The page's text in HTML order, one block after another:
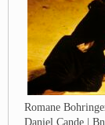
Romane
Daniel Cande |